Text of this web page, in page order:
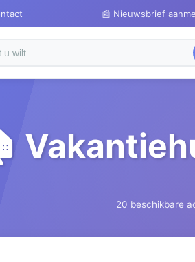
📰 Nieuwsbrief
20 beschikbare